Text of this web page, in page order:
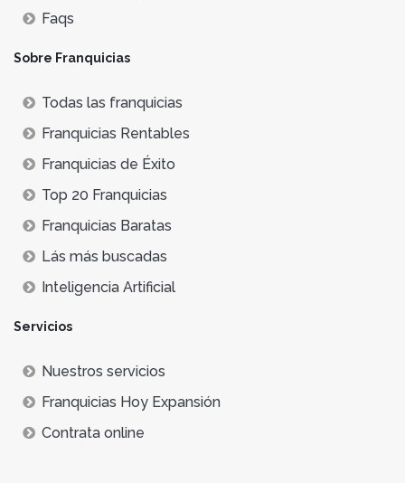
Faqs
Sobre Franquicias
Todas las franquicias
Franquicias Rentables
Franquicias de Éxito
Top 20 Franquicias
Franquicias Baratas
Lás más buscadas
Inteligencia Artificial
Servicios
Nuestros servicios
Franquicias Hoy Expansión
Contrata online